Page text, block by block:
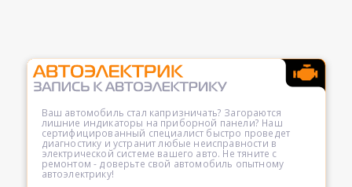
Ваш автомобиль стал капризничать? Загораются
лишние индикаторы на приборной панели? Наш
сертифицированный специалист быстро проведет
диагностику и устранит любые неисправности в
электрической системе вашего авто. Не тяните с
ремонтом - доверьте свой автомобиль опытному
автоэлектрику!